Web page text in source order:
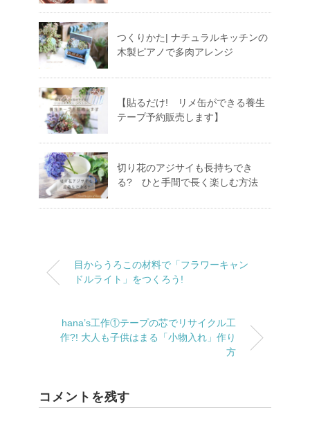
つくりかた| ナチュラルキッチンの
木製ピアノで多肉アレンジ
【貼るだけ! リメ缶ができる養生
テープ予約販売します】
切り花のアジサイも長持ちでき
る? ひと手間で長く楽しむ方法
目からうろこの材料で「フラワーキャン
ドルライト」をつくろう!
hana’s工作①テープの芯でリサイクル工
作?! 大人も子供はまる「小物入れ」作り
方
コメントを残す